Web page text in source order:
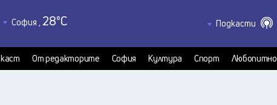
София , 28°C
Бургас, 24°C
Варна, 25°C
Подкасти
КултурКаст
Медиякаст
От редакторите София Култура Спорт Любопитно